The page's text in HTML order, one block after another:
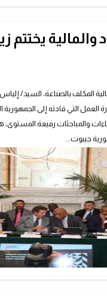
والمالية يختتم
المكلف بالصناعة، السيد/
التي قادته إلى الجمهورية
والمباحثات رفيعة المستوى،
جيبوت...